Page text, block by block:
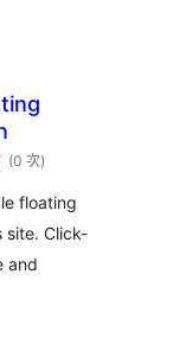
(0 次評
分
數
)
floating
site. Click-
and